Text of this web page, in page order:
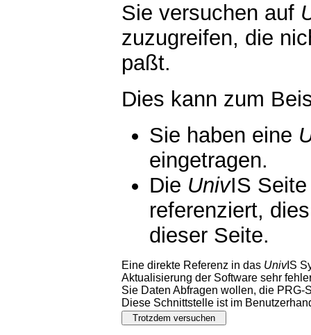
Sie versuchen auf
zuzugreifen, die
paßt.
Dies kann zum
Sie haben eine
eingetragen.
Die UnivIS
referenziert,
dieser Seite.
Eine direkte Referenz in das UnivIS
Aktualisierung der Software sehr
Sie Daten Abfragen wollen, die PRG-
Diese Schnittstelle ist im